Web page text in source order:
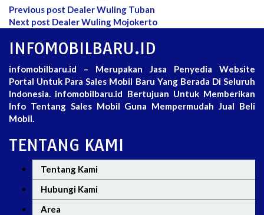
Previous post Dealer Wuling Tuban
Next post Dealer Wuling Mojokerto
INFOMOBILBARU.ID
infomobilbaru.id – Merupakan Jasa Penyedia Website
Portal Untuk Para Sales Mobil Baru Yang Berada Di Seluruh
Indonesia. infomobilbaru.id Bertujuan Untuk Memberikan
Info Tentang Sales Mobil Guna Mempermudah Jual Beli
Mobil.
TENTANG KAMI
Tentang Kami
Hubungi Kami
Area